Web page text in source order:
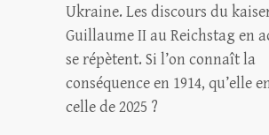
Ukraine. Les discours du
Guillaume II au Reichstag en
se répètent. Si l’on connaît la
conséquence en 1914, qu’elle
celle de 2025 ?